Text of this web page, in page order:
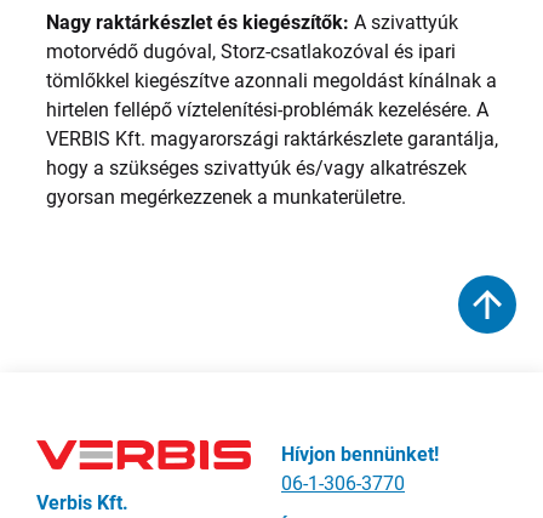
Nagy raktárkészlet és kiegészítők: A szivattyúk
motorvédő dugóval, Storz-csatlakozóval és ipari
tömlőkkel kiegészítve azonnali megoldást kínálnak a
hirtelen fellépő víztelenítési-problémák kezelésére. A
VERBIS Kft. magyarországi raktárkészlete garantálja,
hogy a szükséges szivattyúk és/vagy alkatrészek
gyorsan megérkezzenek a munkaterületre.
Verbis Kft.
Hívjon bennünket!
06-1-306-3770